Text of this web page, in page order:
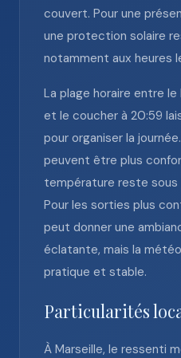
couvert. Pour une
une protection solaire
notamment aux heures
La plage horaire entre
et le coucher à 20:59
pour organiser la
peuvent être plus
température reste sous
Pour les sorties plus
peut donner une
éclatante, mais la
pratique et stable.
Particularités
À Marseille, le ressenti